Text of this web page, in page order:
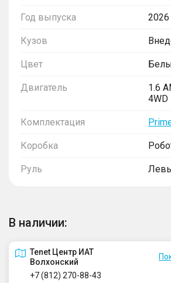
Год выпуска 2026
Кузов
Цвет
Двигатель
1.6
4WD
Комплектация
Коробка
Руль
В наличии:
Tenet Центр ИАТ
Волхонский
+7 (812) 270-88-43